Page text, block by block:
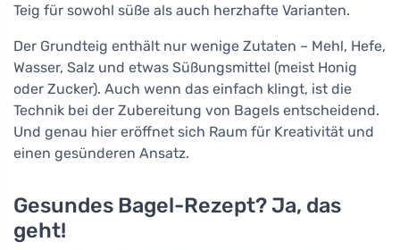
Teig für sowohl süße als auch herzhafte Varianten.
Der Grundteig enthält nur wenige Zutaten – Mehl, Hefe,
Wasser, Salz und etwas Süßungsmittel (meist Honig
oder Zucker). Auch wenn das einfach klingt, ist die
Technik bei der Zubereitung von Bagels entscheidend.
Und genau hier eröffnet sich Raum für Kreativität und
einen gesünderen Ansatz.
Gesundes Bagel-Rezept? Ja, das
geht!